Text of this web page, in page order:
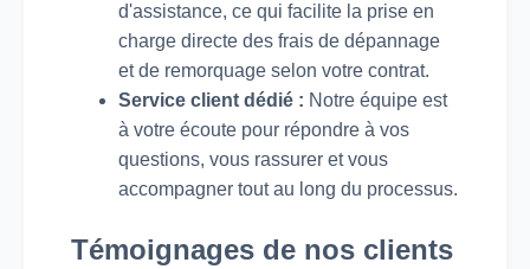
d'assistance, ce qui facilite la prise en
charge directe des frais de dépannage
et de remorquage selon votre contrat.
Service client dédié : Notre équipe est
à votre écoute pour répondre à vos
questions, vous rassurer et vous
accompagner tout au long du processus.
Témoignages de nos clients